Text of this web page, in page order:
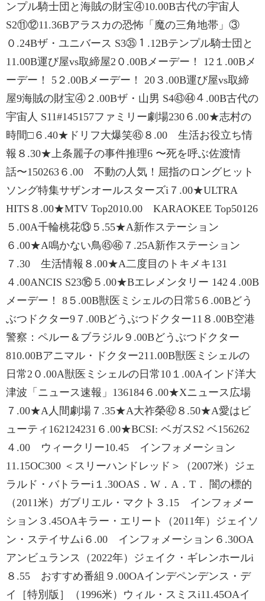
ンプル騎士団と海賊の財宝④10.00B古代の宇宙人
S2⑪⑫11.36Bアラスカの恐怖「魔の三角地帯」③
０.24Bザ・ユニバース S3㉟１.12Bテンプル騎士団と
11.00B運び屋vs取締屋2０.00Bメーデー！ 12１.00Bメ
ーデー！ 5２.00Bメーデー！ 20３.00B運び屋vs取締
屋9海賊の財宝④２.00Bザ・山男 S4㊸㊹４.00B古代の
宇宙人 S11#145157ファミリー劇場230６.00★志村の
時間□６.40★ドリフ大爆笑㊺８.00 生活お役立ち情
報８.30★上条麗子の事件推理6 〜死を呼ぶ佐渡情
話〜150263６.00 不動の人気！屈指のロングヒット
ソング特集サザンオールスターズi７.00★ULTRA
HITS８.00★MTV Top2010.00 KARAOKEE Top50126
５.00A千輪桃花⑬５.55★A新作ステーション
６.00★A鳴かない鳥㊺㊻７.25A新作ステーション
７.30 生活情報８.00★A二度目のトキメキ131
４.00ANCIS S23⑯５.00★Bエレメンタリー 142４.00B
メーデー！ 8５.00B獣医ミシェルの日常5６.00Bどう
ぶつドクター9７.00Bどうぶつドクター11８.00B空港
警察：ペルー＆ブラジル９.00Bどうぶつドクター
810.00Bアニマル・ドクター211.00B獣医ミシェルの
日常2０.00A獣医ミシェルの日常10１.00Aインド洋大
津波「ニュース速報」136184６.00★Xニュース広場
７.00★A人間劇場７.35★A大祚榮㊷８.50★A愛はビ
ューティ162124231６.00★BCSI: ベガスS2 ベ156262
４.00 ウィークリー10.45 インフォメーション
11.15OC300 ＜スリーハンドレッド＞（2007米）ジェ
ラルド・バトラーi１.30OAS．W．A．T． 闇の標的
（2011米）ガブリエル・マクト３.15 インフォメー
ション３.45OAキラー・エリート（2011年）ジェイソ
ン・ステイサムi６.00 インフォメーション６.30OA
アンビュランス（2022年）ジェイク・ギレンホールi
８.55 おすすめ番組９.00OAインデペンデンス・デ
イ［特別版］（1996米）ウィル・スミスi11.45OAイ